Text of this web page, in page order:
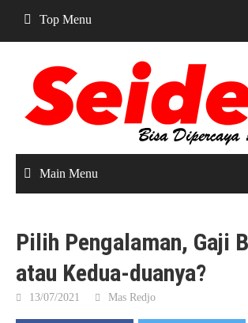
content
Top Menu
Main Menu
Pilih Pengalaman, Gaji
atau Kedua-duanya?
13/07/2021 Mas Redjo